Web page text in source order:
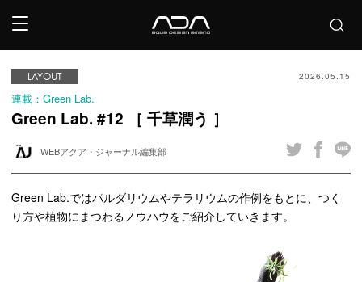
LAYOUT 2026.05.15
連載：Green Lab.
Green Lab. #12 ［ 千草潤う ］
WEBアクア・ジャーナル編集部
Green Lab.ではパルダリウムやテラリウムの作例をもとに、つく
り方や植物にまつわるノウハウをご紹介していきます。